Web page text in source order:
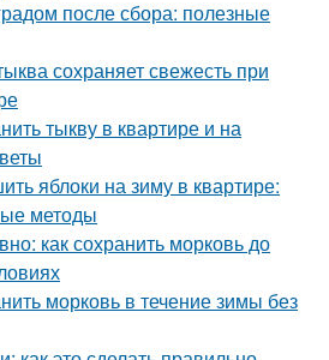
после сбора: полезные
сохраняет свежесть при
тыкву в квартире и на
яблоки на зиму в квартире:
методы
как сохранить морковь до
морковь в течение зимы без